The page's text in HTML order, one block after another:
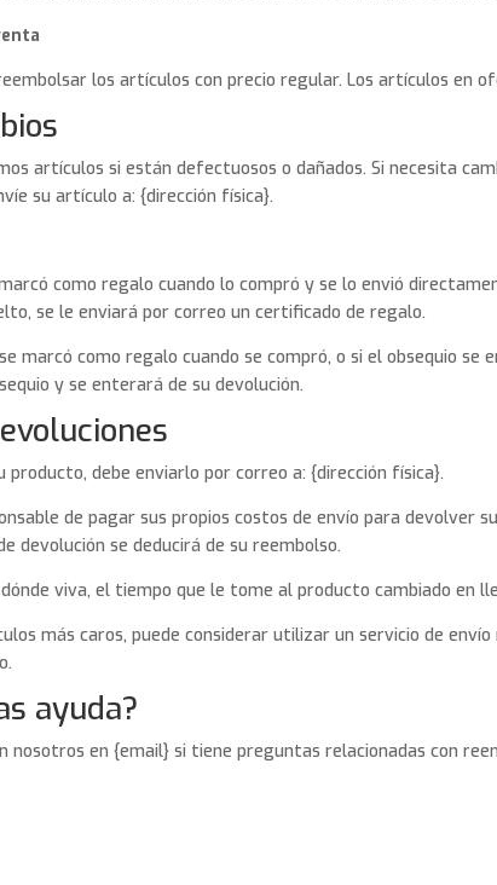
los artículos con precio regular. Los artículos en
artículos si están defectuosos o dañados. Si necesita
su artículo a: {dirección física}.
como regalo cuando lo compró y se lo envió
se le enviará por correo un certificado de regalo.
marcó como regalo cuando se compró, o si el obsequio
y se enterará de su devolución.
producto, debe enviarlo por correo a: {dirección física}.
de pagar sus propios costos de envío para devolver
devolución se deducirá de su reembolso.
dónde viva, el tiempo que le tome al producto cambiado en
más caros, puede considerar utilizar un servicio de
ayuda?
nosotros en {email} si tiene preguntas relacionadas con